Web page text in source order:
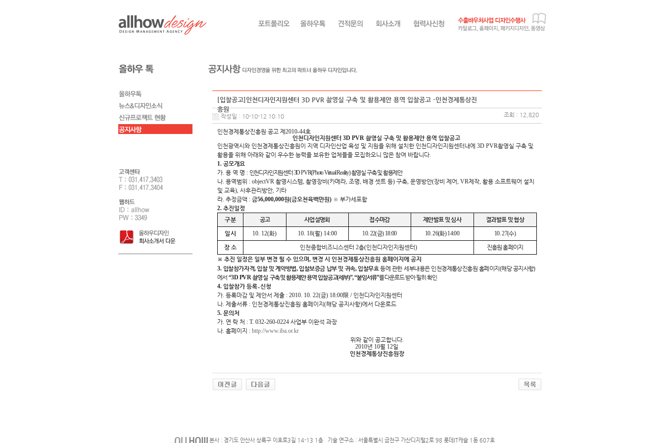
[입찰공고]인천디자인지원센터 3D PVR 촬영실 구축 및 활용제안 용역 입찰공고 -인천경제통상진
흥원
작성일 : 10-10-12 10:10 조회 : 12,820
인천경제통상진흥원 공고 제 2010-44호
인천디자인지원센터 3D PVR 촬영실 구축 및 활용제안 용역 입찰공고
인천광역시와 인천경제통상진흥원이 지역 디자인산업 육성 및 지원을 위해 설치한 인천디자인지원센터내에 3D PVR촬영실 구축 및
활용을 위해 아래와 같이 우수한 능력을 보유한 업체들을 모집하오니 많은 참여 바랍니다.
1. 공모개요
가. 용 역 명 : 인천디자인지원센터 3D PVR(Photo Virtual Reality)촬영실 구축 및 활용제 안
나. 용역범위 : objectVR 촬영시스템, 촬영장비 (카메라, 조명, 배경 셋트 등) 구축, 운영방안(장비 제어, VR제작, 활용 소프트웨어 설치
및 교육), 사후관리방안, 기타
라. 추정금액 : 금56,000,000원(금오천육백만원) ※ 부가세포함
2. 추진일정
구 분
공 고 사업설명회 접수마감 제안발표 및 심사
결과발표 및 협상
일 시
10. 12(화) 10. 18(월) 14:00 10. 22(금) 18:00 10. 26(화) 14:00 10. 27(수)
장 소
인천종합비즈니스센터 2층(인천디자인지원센터)
진흥원 홈페이지
※ 추진 일정은 일부 변경 될 수 있으며, 변경 시 인천경제통상진흥원 홈페이지에 공지
3. 입찰참가자격, 입찰 및 계약방법, 입찰보증금 납부 및 귀속, 입찰무효등에 관한세부내용은 인천경제통상진흥원 홈페이지 (해당 공지사항)
에서 “3D PVR촬영실 구축 및 활용제안 용역 입찰공고(세부)”, “붙임서류”를 다운로드 받아 필히 확인
4. 입찰참가 등록․신청
가. 등록마감 및 제안서 제출 : 2010. 10. 22(금) 18:00限 / 인천디자인지원센터
나. 제출서류 : 인천경제통상진흥원 홈페이지 (해당 공지사항)에서 다운로드
5. 문의처
가. 연 락 처 : T. 032-260-0224 사업부 이완석 과장
나. 홈페이지 : http://www.iba.or.kr
위와 같이 공고합니다.
2010년 10월 12일
인천경제통상진흥원장
본사 : 경기도 안산사 상록구 이호로3길 14-13 1층 기술 연구소 : 서울특별시 금천구 가산디지털2로 98 롯데IT캐슬 1동 607호